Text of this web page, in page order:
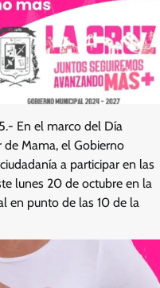
En el marco del Día
de Mama, el Gobierno
a participar en las
lunes 20 de octubre en la
en punto de las 10 de la